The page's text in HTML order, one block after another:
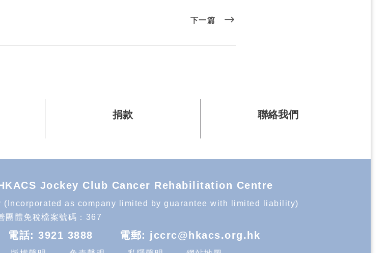
下一篇
捐款 聯絡我們
HKACS Jockey Club Cancer Rehabilitation Centre
as company limited by guarantee with limited liability)
團體免稅檔案號碼：367
電話:3921 3888 電郵: jccrc@hkacs.org.hk